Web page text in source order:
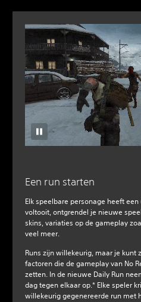
Een run starten
Elk speelbare personage heeft
voltooit, ontgrendel je nieuwe
skins, variaties op de gameplay
veel meer.
Runs zijn willekeurig, maar je kunt
factoren die de gameplay van No
zetten. In de nieuwe Daily Run
dag tegen elkaar op.* Elke speler
willekeurig gegenereerde run met